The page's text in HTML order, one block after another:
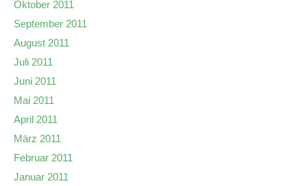
Oktober 2011
September 2011
August 2011
Juli 2011
Juni 2011
Mai 2011
April 2011
März 2011
Februar 2011
Januar 2011